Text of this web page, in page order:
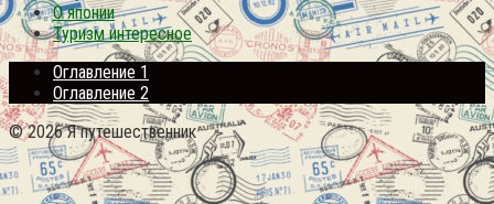
О японии
Туризм интересное
Оглавление 1
Оглавление 2
© 2026 Я путешественник